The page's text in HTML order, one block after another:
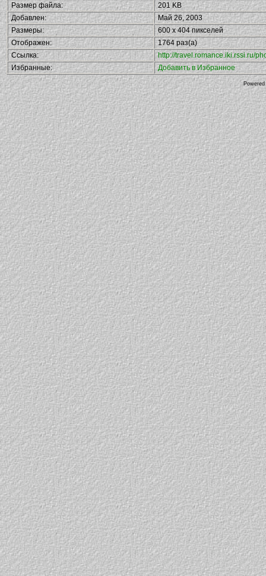
Размер файла:
201 KB
Добавлен:
Май 26, 2003
Размеры:
600 x 404 пикселей
Отображен:
1764 раз(а)
Ссылка:
http://travel.romance.iki.rssi.ru/
Избранные:
Добавить в Избранное